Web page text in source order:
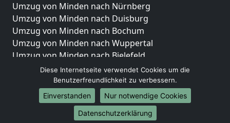
Umzug von Minden nach Nürnberg
Umzug von Minden nach Duisburg
Umzug von Minden nach Bochum
Umzug von Minden nach Wuppertal
Umzug von Minden nach Bielefeld
Umzug von Minden nach Bonn
Umzug von Minden nach Münster
Internationale-Umzüge
Umzug von Minden nach Brasilien
Diese Internetseite verwendet Cookies um die
Benutzerfreundlichkeit zu verbessern.
Einverstanden
Nur notwendige Cookies
Datenschutzerklärung